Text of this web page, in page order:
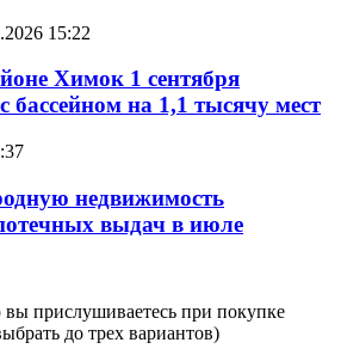
15:22
Химок 1 сентября
бассейном на 1,1 тысячу мест
недвижимость
выдач в июле
прислушиваетесь при покупке
до трех вариантов)